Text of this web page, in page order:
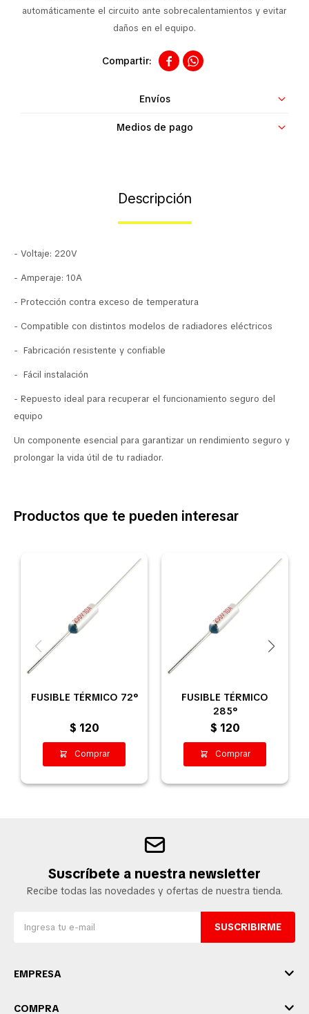
automáticamente el circuito ante sobrecalentamientos y evitar
daños en el equipo.
 
Envíos
Medios de pago
Descripción
- Voltaje: 220V
- Amperaje: 10A
- Protección contra exceso de temperatura
- Compatible con distintos modelos de radiadores eléctricos
- Fabricación resistente y confiable
- Fácil instalación
- Repuesto ideal para recuperar el funcionamiento seguro del
equipo
Un componente esencial para garantizar un rendimiento seguro y
prolongar la vida útil de tu radiador.
Productos que te pueden interesar
FUSIBLE TÉRMICO 72°
$ 120
FUSIBLE TÉRMICO
285°
$ 120
Suscríbete a nuestra newsletter
Recibe todas las novedades y ofertas de nuestra tienda.
SUSCRIBIRME
EMPRESA
COMPRA
Limpieza vehícular